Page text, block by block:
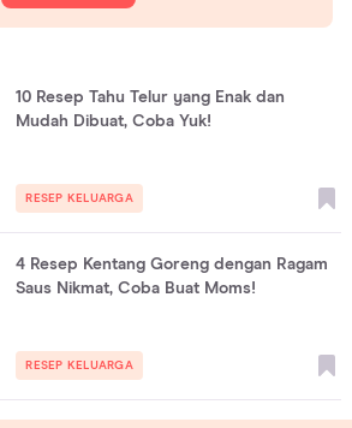
10 Resep Tahu Telur yang Enak dan
Mudah Dibuat, Coba Yuk!
RESEP KELUARGA
4 Resep Kentang Goreng dengan Ragam
Saus Nikmat, Coba Buat Moms!
RESEP KELUARGA